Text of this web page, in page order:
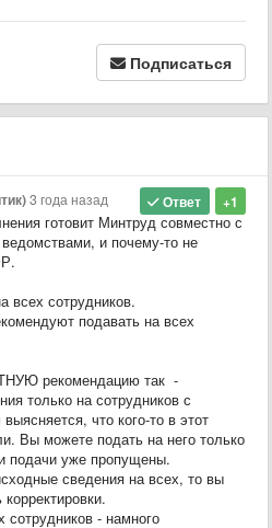
Подписаться
+1
Ответ
3 года назад
готовит Минтруд совместно с
и почему-то не
всех сотрудников.
подавать на всех
рекомендацию так -
только на сотрудников с
что кого-то в этот
Вы можете подать на него только
подачи уже пропущены.
сведения на всех, то вы
- намного